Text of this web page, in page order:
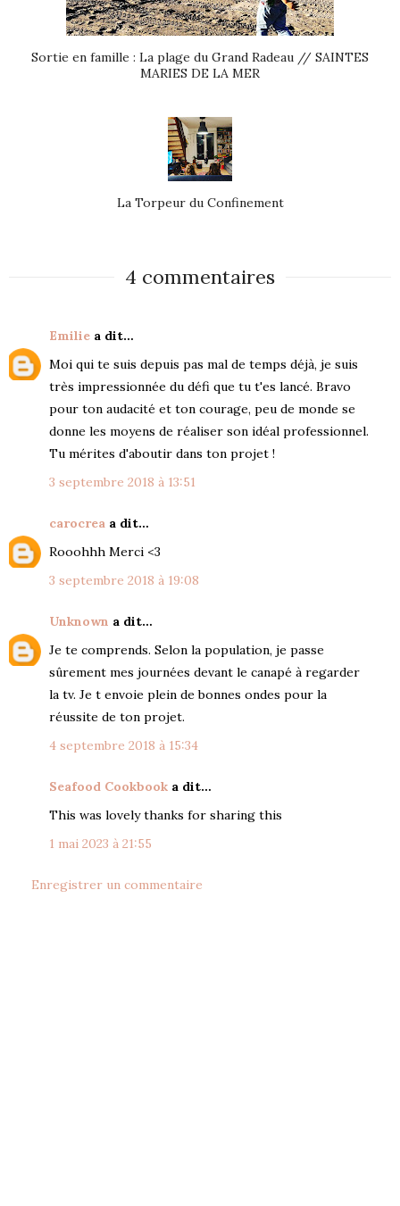
Sortie en famille : La plage du Grand Radeau // SAINTES
MARIES DE LA MER
La Torpeur du Confinement
4 commentaires
Emilie a dit…
Moi qui te suis depuis pas mal de temps déjà, je suis
très impressionnée du défi que tu t'es lancé. Bravo
pour ton audacité et ton courage, peu de monde se
donne les moyens de réaliser son idéal professionnel.
Tu mérites d'aboutir dans ton projet !
3 septembre 2018 à 13:51
carocrea a dit…
Rooohhh Merci <3
3 septembre 2018 à 19:08
Unknown a dit…
Je te comprends. Selon la population, je passe
sûrement mes journées devant le canapé à regarder
la tv. Je t envoie plein de bonnes ondes pour la
réussite de ton projet.
4 septembre 2018 à 15:34
Seafood Cookbook a dit…
This was lovely thanks for sharing this
1 mai 2023 à 21:55
Enregistrer un commentaire